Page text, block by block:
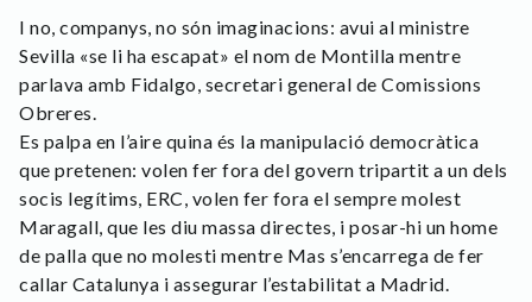
I no, companys, no són imaginacions: avui al ministre
Sevilla «se li ha escapat» el nom de Montilla mentre
parlava amb Fidalgo, secretari general de Comissions
Obreres.
Es palpa en l’aire quina és la manipulació democràtica
que pretenen: volen fer fora del govern tripartit a un dels
socis legítims, ERC, volen fer fora el sempre molest
Maragall, que les diu massa directes, i posar-hi un home
de palla que no molesti mentre Mas s’encarrega de fer
callar Catalunya i assegurar l’estabilitat a Madrid.